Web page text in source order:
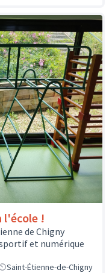
l'école !
de Chigny
et numérique
Saint-Étienne-de-Chigny